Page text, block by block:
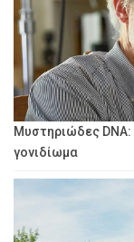
Μυστηριώδες
γονιδίωμα